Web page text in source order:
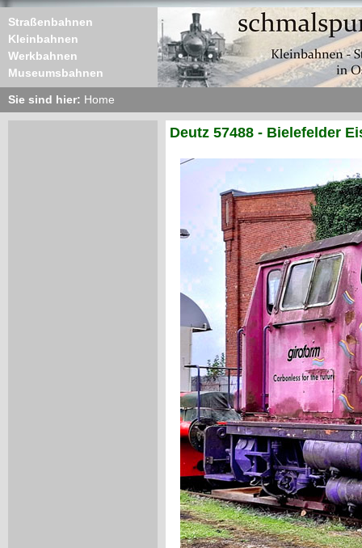
Straßenbahnen
Kleinbahnen
Werkbahnen
Museumsbahnen
Sie sind hier: Home
Deutz 57488 - Bielefelder